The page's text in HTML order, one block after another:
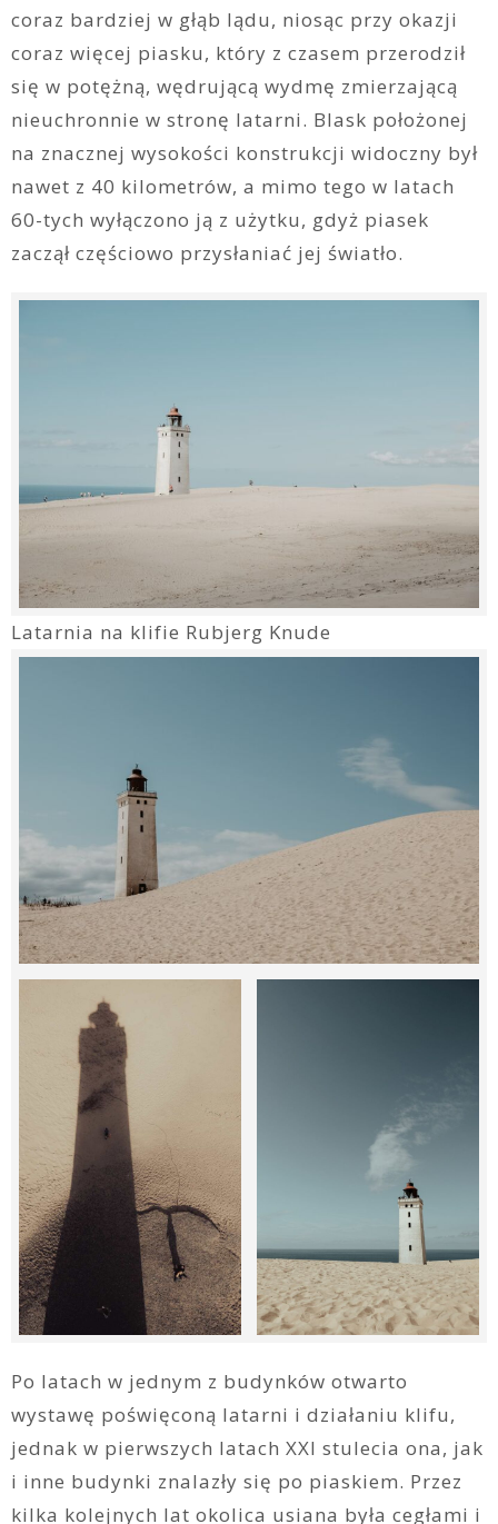
coraz bardziej w głąb lądu, niosąc przy okazji
coraz więcej piasku, który z czasem przerodził
się w potężną, wędrującą wydmę zmierzającą
nieuchronnie w stronę latarni. Blask położonej
na znacznej wysokości konstrukcji widoczny był
nawet z 40 kilometrów, a mimo tego w latach
60-tych wyłączono ją z użytku, gdyż piasek
zaczął częściowo przysłaniać jej światło.
Latarnia na klifie Rubjerg Knude
Po latach w jednym z budynków otwarto
wystawę poświęconą latarni i działaniu klifu,
jednak w pierwszych latach XXI stulecia ona, jak
i inne budynki znalazły się po piaskiem. Przez
kilka kolejnych lat okolica usiana była cegłami i